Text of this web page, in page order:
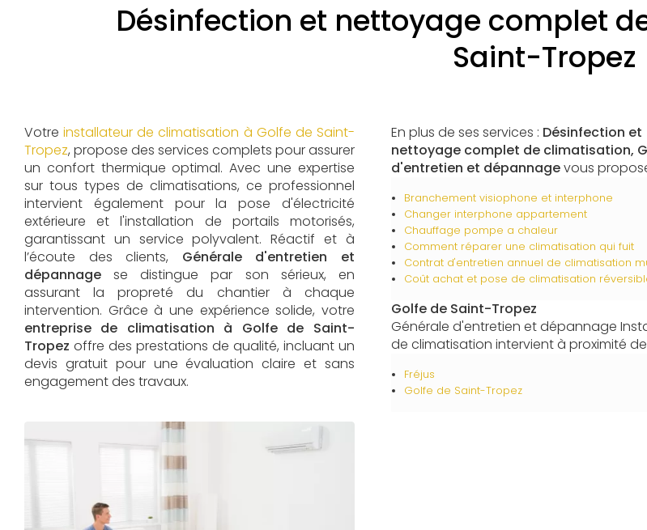
Désinfection et nettoyage complet
Saint-Tropez
Votreinstallateur de climatisation à Golfe de Saint-
Tropez, propose des services complets pour assurer
un confort thermique optimal. Avec une expertise
sur tous types de climatisations, ce professionnel
intervient également pour la pose d'électricité
extérieure et l'installation de portails motorisés,
garantissant un service polyvalent. Réactif et à
l’écoute des clients, Générale d'entretien et
dépannage se distingue par son sérieux, en
assurant la propreté du chantier à chaque
intervention. Grâce à une expérience solide, votre
entreprise de climatisation à Golfe de Saint-
Tropez offre des prestations de qualité, incluant un
devis gratuit pour une évaluation claire et sans
engagement des travaux.
En plus de ses services : Désinfection et
nettoyage complet de climatisation,
d'entretien et dépannagevous
Branchement visiophone et interphone
Changer interphone appartement
Chauffage pompe a chaleur
Comment réparer une climatisation qui fuit
Contrat d'entretien annuel de climatisation
Coût achat et pose de climatisation
Golfe de Saint-Tropez
Générale d'entretien et dépannage
de climatisation intervient à proximité
Fréjus
Golfe de Saint-Tropez